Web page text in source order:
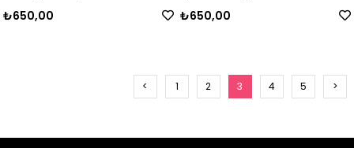
₺650,00 ₺650,00
< 1 2 3 4 5 >